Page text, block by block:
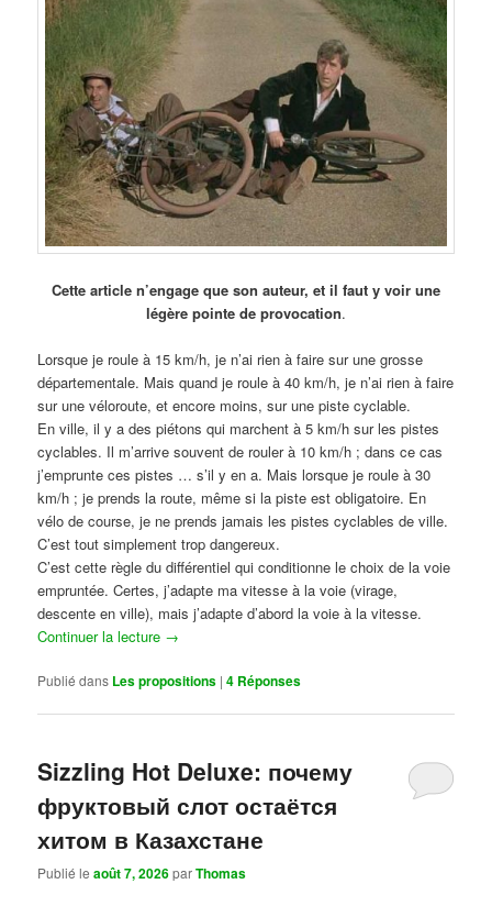
Cette article n’engage que son auteur, et il faut y voir une
légère pointe de provocation.
Lorsque je roule à 15 km/h, je n’ai rien à faire sur une grosse
départementale. Mais quand je roule à 40 km/h, je n’ai rien à faire
sur une véloroute, et encore moins, sur une piste cyclable.
En ville, il y a des piétons qui marchent à 5 km/h sur les pistes
cyclables. Il m’arrive souvent de rouler à 10 km/h ; dans ce cas
j’emprunte ces pistes … s’il y en a. Mais lorsque je roule à 30
km/h ; je prends la route, même si la piste est obligatoire. En
vélo de course, je ne prends jamais les pistes cyclables de ville.
C’est tout simplement trop dangereux.
C’est cette règle du différentiel qui conditionne le choix de la voie
empruntée. Certes, j’adapte ma vitesse à la voie (virage,
descente en ville), mais j’adapte d’abord la voie à la vitesse.
Continuer la lecture →
Publié dans Les propositions |4 Réponses
Sizzling Hot Deluxe: почему
фруктовый слот остаётся
хитом в Казахстане
Publié leaoût 7, 2026parThomas